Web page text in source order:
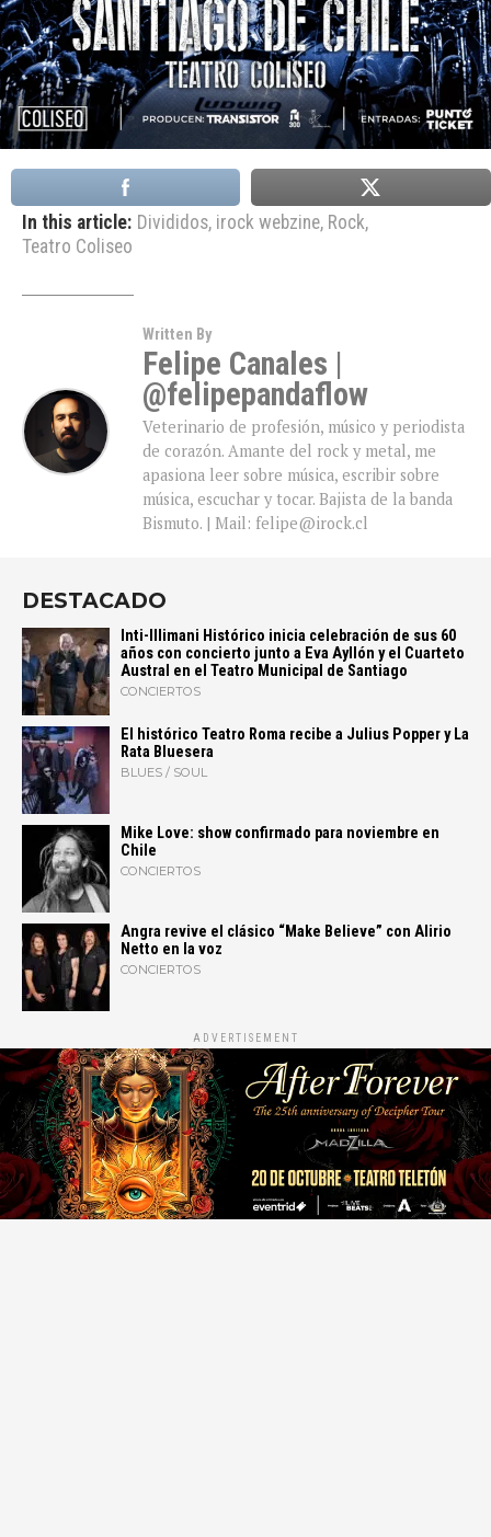
In this article: Divididos, irock webzine, Rock,
Teatro Coliseo
Written By
Felipe Canales |
@felipepandaflow
Veterinario de profesión, músico y periodista
de corazón. Amante del rock y metal, me
apasiona leer sobre música, escribir sobre
música, escuchar y tocar. Bajista de la banda
Bismuto. | Mail: felipe@irock.cl
DESTACADO
Inti-Illimani Histórico inicia celebración de sus 60
años con concierto junto a Eva Ayllón y el Cuarteto
Austral en el Teatro Municipal de Santiago
CONCIERTOS
El histórico Teatro Roma recibe a Julius Popper y La
Rata Bluesera
BLUES / SOUL
Mike Love: show confirmado para noviembre en
Chile
CONCIERTOS
Angra revive el clásico “Make Believe” con Alirio
Netto en la voz
CONCIERTOS
ADVERTISEMENT